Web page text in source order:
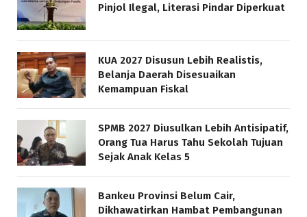
Pinjol Ilegal, Literasi Pindar Diperkuat
KUA 2027 Disusun Lebih Realistis,
Belanja Daerah Disesuaikan
Kemampuan Fiskal
SPMB 2027 Diusulkan Lebih Antisipatif,
Orang Tua Harus Tahu Sekolah Tujuan
Sejak Anak Kelas 5
Bankeu Provinsi Belum Cair,
Dikhawatirkan Hambat Pembangunan